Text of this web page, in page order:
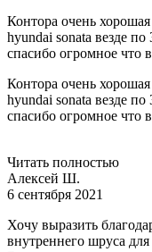
Контора очень
hyundai sonata везде
спасибо огромное что
Контора очень
hyundai sonata везде
спасибо огромное что
Читать полностью
Алексей Ш.
6 сентября 2021
Хочу выразить
внутреннего шруса